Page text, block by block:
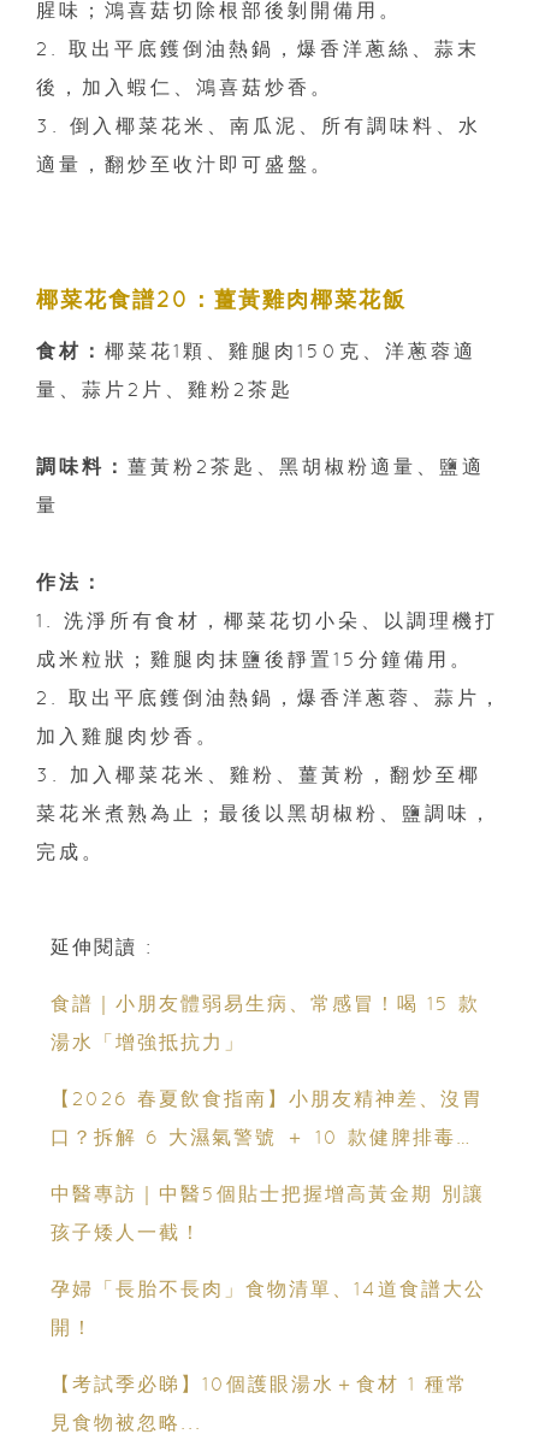
腥味；鴻喜菇切除根部後剝開備用。
2. 取出平底鑊倒油熱鍋，爆香洋蔥絲、蒜末
後，加入蝦仁、鴻喜菇炒香。
3. 倒入椰菜花米、南瓜泥、所有調味料、水
適量，翻炒至收汁即可盛盤。
椰菜花食譜20：薑黃雞肉椰菜花飯
食材： 椰菜花1顆、雞腿肉150克、洋蔥蓉適
量、蒜片2片、雞粉2茶匙
調味料： 薑黃粉2茶匙、黑胡椒粉適量、鹽適
量
作法：
1. 洗淨所有食材，椰菜花切小朵、以調理機打
成米粒狀；雞腿肉抹鹽後靜置15分鐘備用。
2. 取出平底鑊倒油熱鍋，爆香洋蔥蓉、蒜片，
加入雞腿肉炒香。
3. 加入椰菜花米、雞粉、薑黃粉，翻炒至椰
菜花米煮熟為止；最後以黑胡椒粉、鹽調味，
完成。
延伸閱讀 :
食譜｜小朋友體弱易生病、常感冒！喝 15 款
湯水「增強抵抗力」
【2026 春夏飲食指南】小朋友精神差、沒胃
口？拆解 6 大濕氣警號 ＋ 10 款健脾排毒祛
中醫專訪｜中醫5個貼士把握增高黃金期 別讓
孩子矮人一截！
孕婦「長胎不長肉」食物清單、14道食譜大公
開！
【考試季必睇】10個護眼湯水＋食材 1 種常
見食物被忽略...